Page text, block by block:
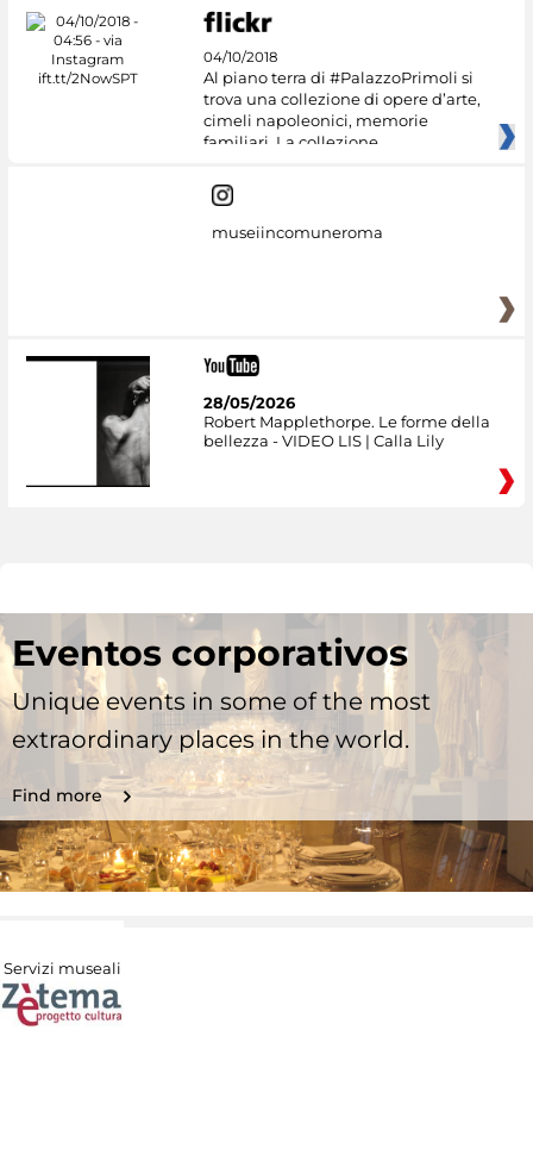
04/10/2018
Al piano terra di #PalazzoPrimoli si
trova una collezione di opere d’arte,
cimeli napoleonici, memorie
familiari. La collezione
museiincomuneroma
28/05/2026
Robert Mapplethorpe. Le forme della
bellezza - VIDEO LIS | Calla Lily
Eventos corporativos
Unique events in some of the most
extraordinary places in the world.
Find more
Servizi museali